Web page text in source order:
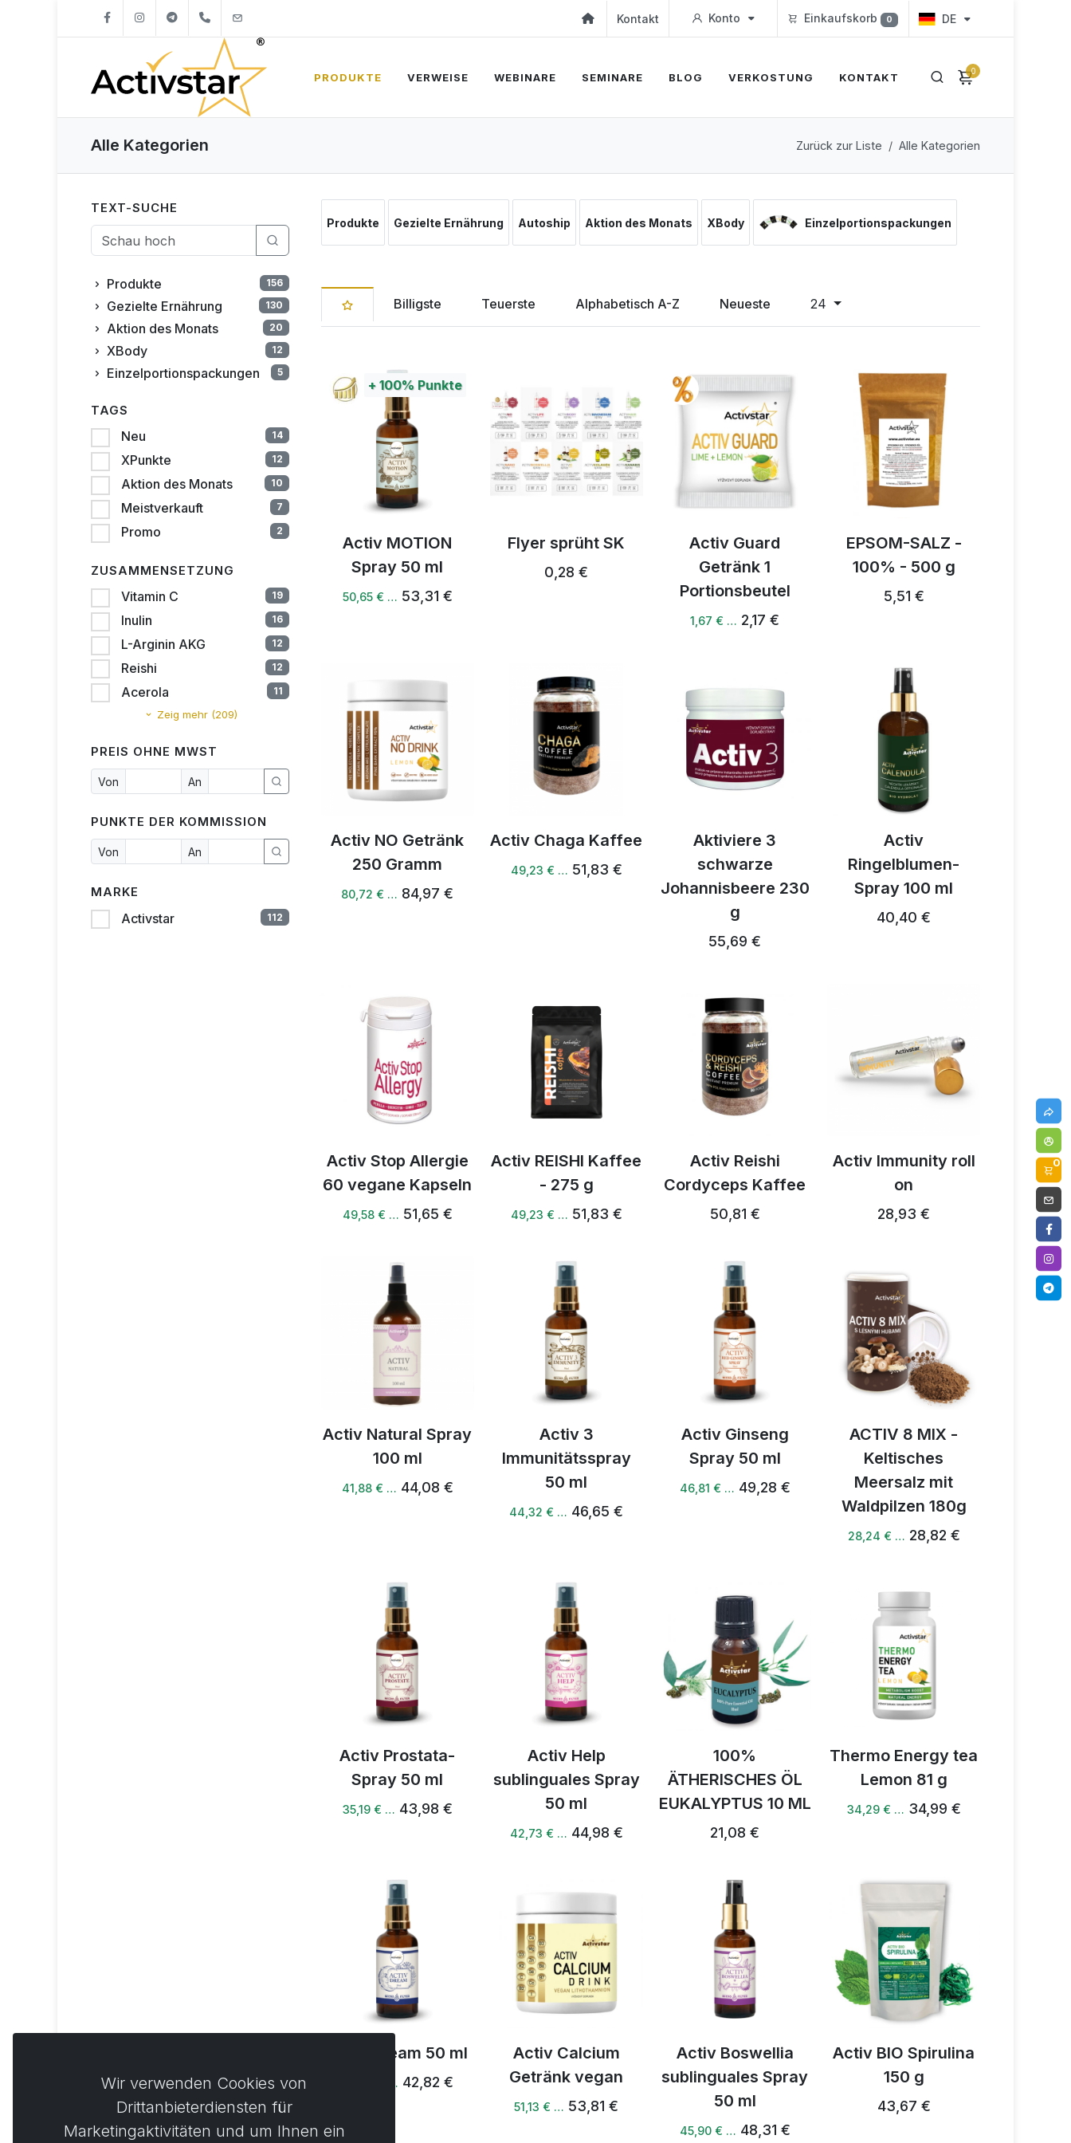
+421904262747 Kontakt Konto Einkaufskorb 0 DE
0
PRODUKTE VERWEISE WEBINARE SEMINARE BLOG VERKOSTUNG KONTAKT
Alle Kategorien Zurück zur Liste Alle Kategorien
Produkte Gezielte Ernährung Autoship Aktion des Monats XBody Einzelportionspackungen
Billigste Teuerste Alphabetisch A-Z Neueste 24
+ 100%Punkte
Activ MOTION
Spray 50 ml
50,65 € … 53,31 €
Flyer sprüht SK
0,28 €
Activ Guard
Getränk 1
Portionsbeutel
1,67 € … 2,17 €
EPSOM-SALZ -
100% - 500 g
5,51 €
Activ NO Getränk
250 Gramm
80,72 € … 84,97 €
Activ Chaga Kaffee
49,23 € … 51,83 €
Aktiviere 3
schwarze
Johannisbeere 230
g
55,69 €
Activ
Ringelblumen-
Spray 100 ml
40,40 €
Activ Stop Allergie
60 vegane Kapseln
49,58 € … 51,65 €
Activ REISHI Kaffee
- 275 g
49,23 € … 51,83 €
Activ Reishi
Cordyceps Kaffee
50,81 €
Activ Immunity roll
on
28,93 €
Activ Natural Spray
100 ml
41,88 € … 44,08 €
Activ 3
Immunitätsspray
50 ml
44,32 € … 46,65 €
Activ Ginseng
Spray 50 ml
46,81 € … 49,28 €
ACTIV 8 MIX -
Keltisches
Meersalz mit
Waldpilzen 180g
28,24 € … 28,82 €
Activ Prostata-
Spray 50 ml
35,19 € … 43,98 €
Activ Help
sublinguales Spray
50 ml
42,73 € … 44,98 €
100%
ÄTHERISCHES ÖL
EUKALYPTUS 10 ML
21,08 €
Thermo Energy tea
Lemon 81 g
34,29 € … 34,99 €
Activ Dream 50 ml
40,68 € … 42,82 €
Activ Calcium
Getränk vegan
51,13 € … 53,81 €
Activ Boswellia
sublinguales Spray
50 ml
45,90 € … 48,31 €
Activ BIO Spirulina
150 g
43,67 €
TEXT-SUCHE
Produkte 156
Gezielte Ernährung 130
Aktion des Monats 20
XBody 12
Einzelportionspackungen 5
TAGS
Neu 14
XPunkte 12
Aktion des Monats 10
Meistverkauft 7
Promo 2
ZUSAMMENSETZUNG
Vitamin C 19
Inulin 16
L-Arginin AKG 12
Reishi 12
Acerola 11
Zeig mehr (209)
PREIS OHNE MWST
Von An
PUNKTE DER KOMMISSION
Von An
MARKE
Activstar 112
0
Wir verwenden Cookies von
Drittanbieterdiensten für
Marketingaktivitäten und um Ihnen ein